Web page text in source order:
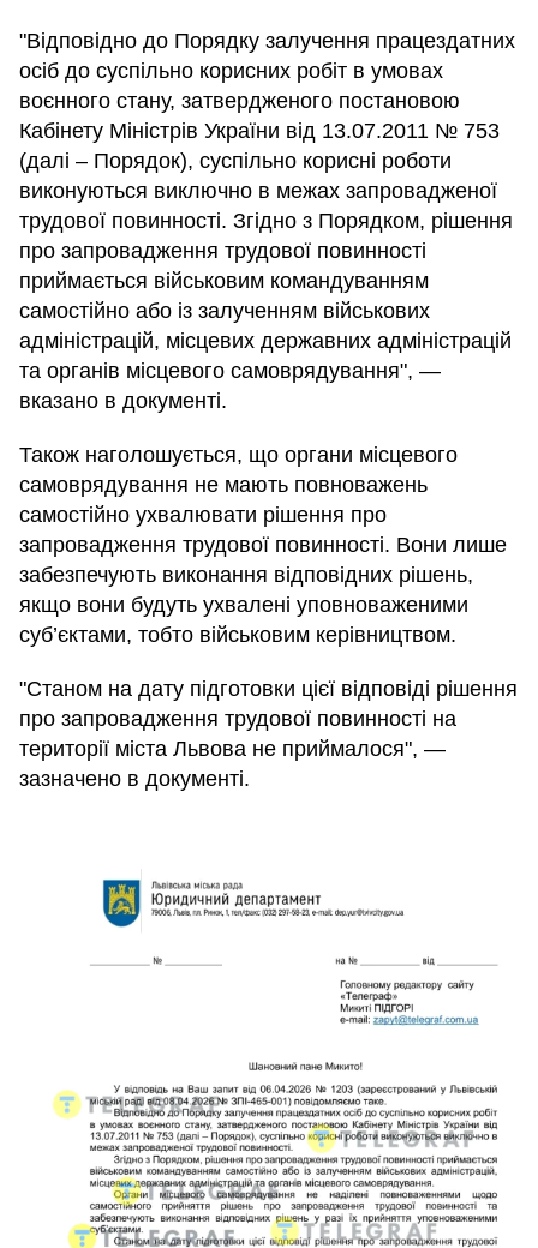
"Відповідно до Порядку залучення працездатних
осіб до суспільно корисних робіт в умовах
воєнного стану, затвердженого постановою
Кабінету Міністрів України від 13.07.2011 № 753
(далі – Порядок), суспільно корисні роботи
виконуються виключно в межах запровадженої
трудової повинності. Згідно з Порядком, рішення
про запровадження трудової повинності
приймається військовим командуванням
самостійно або із залученням військових
адміністрацій, місцевих державних адміністрацій
та органів місцевого самоврядування", —
вказано в документі.
Також наголошується, що органи місцевого
самоврядування не мають повноважень
самостійно ухвалювати рішення про
запровадження трудової повинності. Вони лише
забезпечують виконання відповідних рішень,
якщо вони будуть ухвалені уповноваженими
суб’єктами, тобто військовим керівництвом.
"Станом на дату підготовки цієї відповіді рішення
про запровадження трудової повинності на
території міста Львова не приймалося", —
зазначено в документі.